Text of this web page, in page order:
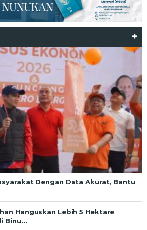
+
Dengan Data Akurat, Bantu
Hanguskan Lebih 5 Hektare
Binu…